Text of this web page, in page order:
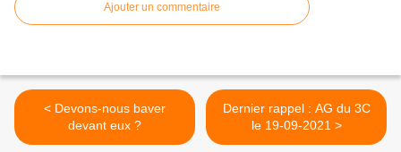
Ajouter un commentaire
< Devons-nous baver
devant eux ?
Dernier rappel : AG du 3C
le 19-09-2021 >